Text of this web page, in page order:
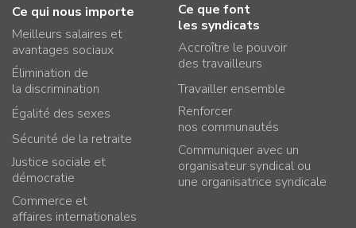
Ce qui nous importe
Meilleurs salaires et
avantages sociaux
Élimination de
la discrimination
Égalité des sexes
Sécurité de la retraite
Justice sociale et
démocratie
Commerce et
affaires internationales
Ce que font
les syndicats
Accroître le pouvoir
des travailleurs
Travailler ensemble
Renforcer
nos communautés
Communiquer avec un
organisateur syndical ou
une organisatrice syndicale